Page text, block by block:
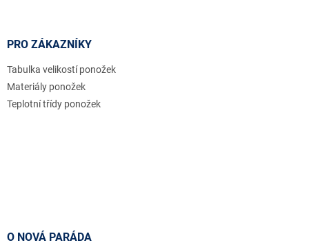
PRO ZÁKAZNÍKY
Tabulka velikostí ponožek
Materiály ponožek
Teplotní třídy ponožek
O NOVÁ PARÁDA